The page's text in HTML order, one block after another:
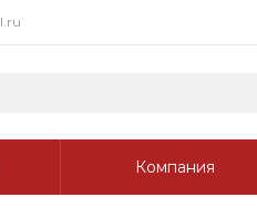
Компания